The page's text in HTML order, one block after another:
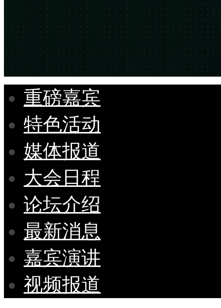
重磅嘉宾
特色活动
媒体报道
大会日程
论坛介绍
最新消息
嘉宾演讲
视频报道